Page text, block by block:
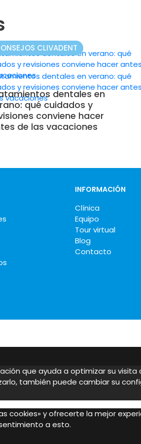
CLIVADENT
dentales en
qué cuidados y
conviene hacer
de las vacaciones
INFORMACIÓN
Clínica
Equipo
Tour virtual
Blog
Contacto
que ayuda a optimizar su
también puede cambiar su
y ofrecerte la mejor
a esto.